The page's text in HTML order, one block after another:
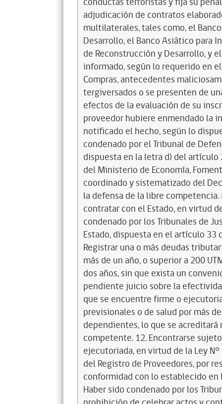
adjudicación de contratos
multilaterales, tales como, el
Desarrollo, el Banco Asiático para
de Reconstrucción y Desarrollo, y
informado, según lo requerido en
Compras, antecedentes
tergiversados o se presenten de
efectos de la evaluación de su
proveedor hubiere enmendado la
notificado el hecho, según lo
condenado por el Tribunal de
dispuesta en la letra d) del artículo
del Ministerio de Economía,
coordinado y sistematizado del
la defensa de la libre
contratar con el Estado, en virtud
condenado por los Tribunales de
Estado, dispuesta en el artículo 33
Registrar una o más deudas
más de un año, o superior a 200
dos años, sin que exista un
pendiente juicio sobre la
que se encuentre firme o
previsionales o de salud por más
dependientes, lo que se
competente. 12. Encontrarse
ejecutoriada, en virtud de la Ley
del Registro de Proveedores, por
conformidad con lo establecido en
Haber sido condenado por los